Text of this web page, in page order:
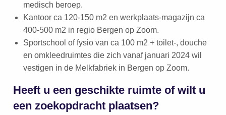
medisch beroep.
Kantoor ca 120-150 m2 en werkplaats-magazijn ca
400-500 m2 in regio Bergen op Zoom.
Sportschool of fysio van ca 100 m2 + toilet-, douche
en omkleedruimtes die zich vanaf januari 2024 wil
vestigen in de Melkfabriek in Bergen op Zoom.
Heeft u een geschikte ruimte of wilt u
een zoekopdracht plaatsen?